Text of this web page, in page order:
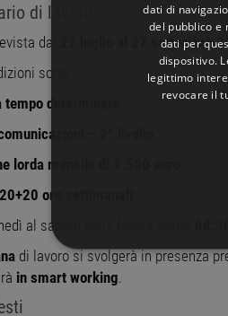
di lavoro
dal 27 luglio al 27 settembre
sono:
determinato
– 2° livello
lorda mensile di 1.500 euro
ore settimanali
al sabato nella fascia oraria
di lavoro si svolgerà in presenza
in smart working.
dati di
del pubblico e
dati per
dispositivo.
legittimo
revocare il
STRETTAMENTE